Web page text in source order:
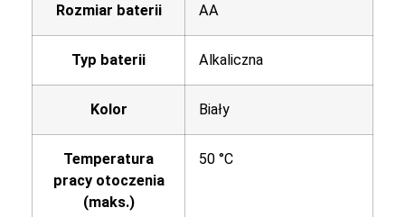
Rozmiar baterii AA
Typ baterii Alkaliczna
Kolor Biały
Temperatura
pracy otoczenia
(maks.)
50 °C